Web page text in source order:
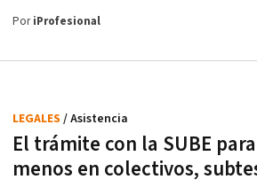
PoriProfesional
El trámite con la SUBE
menos en colectivos,
LEGALES / Asistencia